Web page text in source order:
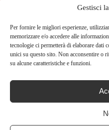
Gestisci
Per fornire le migliori esperienze,
memorizzare e/o accedere alle
tecnologie ci permetterà di elaborare dati
unici su questo sito. Non acconsentire o
su alcune caratteristiche e funzioni.
RELATED POSTS